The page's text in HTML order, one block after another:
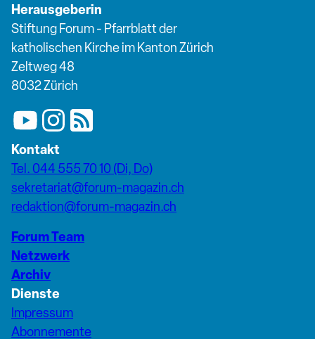
Herausgeberin
Stiftung Forum - Pfarrblatt der
katholischen Kirche im Kanton Zürich
Zeltweg 48
8032 Zürich
Kontakt
Tel. 044 555 70 10 (Di, Do)
sekretariat@forum-magazin.ch
redaktion@forum-magazin.ch
Forum Team
Netzwerk
Archiv
Dienste
Impressum
Abonnemente